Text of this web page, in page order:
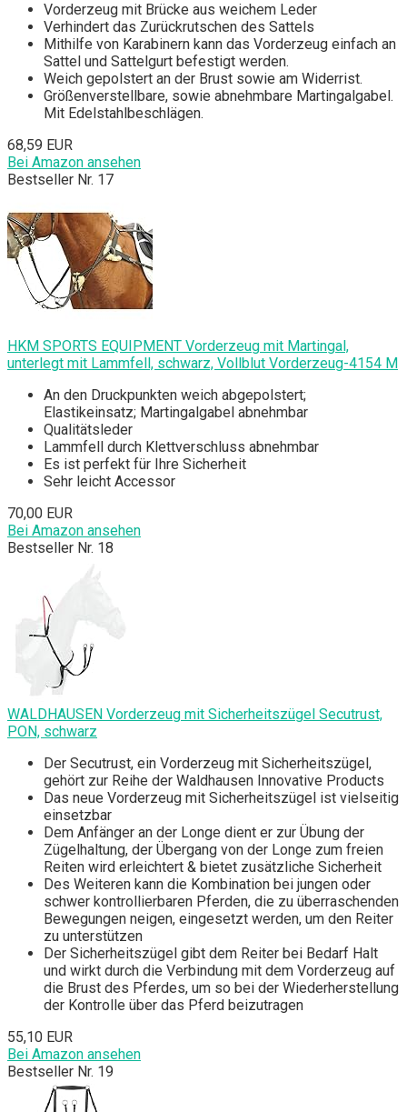
Vorderzeug mit Brücke aus weichem Leder
Verhindert das Zurückrutschen des Sattels
Mithilfe von Karabinern kann das Vorderzeug einfach an
Sattel und Sattelgurt befestigt werden.
Weich gepolstert an der Brust sowie am Widerrist.
Größenverstellbare, sowie abnehmbare Martingalgabel.
Mit Edelstahlbeschlägen.
68,59 EUR
Bei Amazon ansehen
Bestseller Nr. 17
HKM SPORTS EQUIPMENT Vorderzeug mit Martingal,
unterlegt mit Lammfell, schwarz, Vollblut Vorderzeug-4154 M
An den Druckpunkten weich abgepolstert;
Elastikeinsatz; Martingalgabel abnehmbar
Qualitätsleder
Lammfell durch Klettverschluss abnehmbar
Es ist perfekt für Ihre Sicherheit
Sehr leicht Accessor
70,00 EUR
Bei Amazon ansehen
Bestseller Nr. 18
WALDHAUSEN Vorderzeug mit Sicherheitszügel Secutrust,
PON, schwarz
Der Secutrust, ein Vorderzeug mit Sicherheitszügel,
gehört zur Reihe der Waldhausen Innovative Products
Das neue Vorderzeug mit Sicherheitszügel ist vielseitig
einsetzbar
Dem Anfänger an der Longe dient er zur Übung der
Zügelhaltung, der Übergang von der Longe zum freien
Reiten wird erleichtert & bietet zusätzliche Sicherheit
Des Weiteren kann die Kombination bei jungen oder
schwer kontrollierbaren Pferden, die zu überraschenden
Bewegungen neigen, eingesetzt werden, um den Reiter
zu unterstützen
Der Sicherheitszügel gibt dem Reiter bei Bedarf Halt
und wirkt durch die Verbindung mit dem Vorderzeug auf
die Brust des Pferdes, um so bei der Wiederherstellung
der Kontrolle über das Pferd beizutragen
55,10 EUR
Bei Amazon ansehen
Bestseller Nr. 19